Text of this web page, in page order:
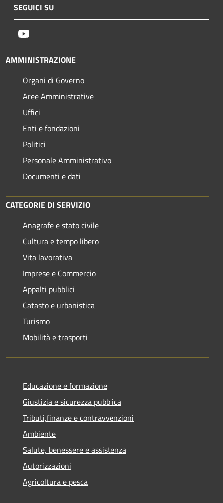
SEGUICI SU
AMMINISTRAZIONE
Organi di Governo
Aree Amministrative
Uffici
Enti e fondazioni
Politici
Personale Amministrativo
Documenti e dati
CATEGORIE DI SERVIZIO
Anagrafe e stato civile
Cultura e tempo libero
Vita lavorativa
Imprese e Commercio
Appalti pubblici
Catasto e urbanistica
Turismo
Mobilità e trasporti
Educazione e formazione
Giustizia e sicurezza pubblica
Tributi,finanze e contravvenzioni
Ambiente
Salute, benessere e assistenza
Autorizzazioni
Agricoltura e pesca